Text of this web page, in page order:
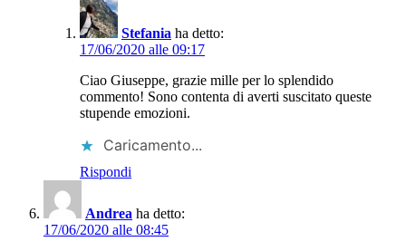
Stefania ha detto:
17/06/2020 alle 09:17
Ciao Giuseppe, grazie mille per lo splendido
commento! Sono contenta di averti suscitato queste
stupende emozioni.
Caricamento...
Rispondi
Andrea ha detto:
17/06/2020 alle 08:45